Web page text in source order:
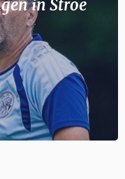
in Stroe